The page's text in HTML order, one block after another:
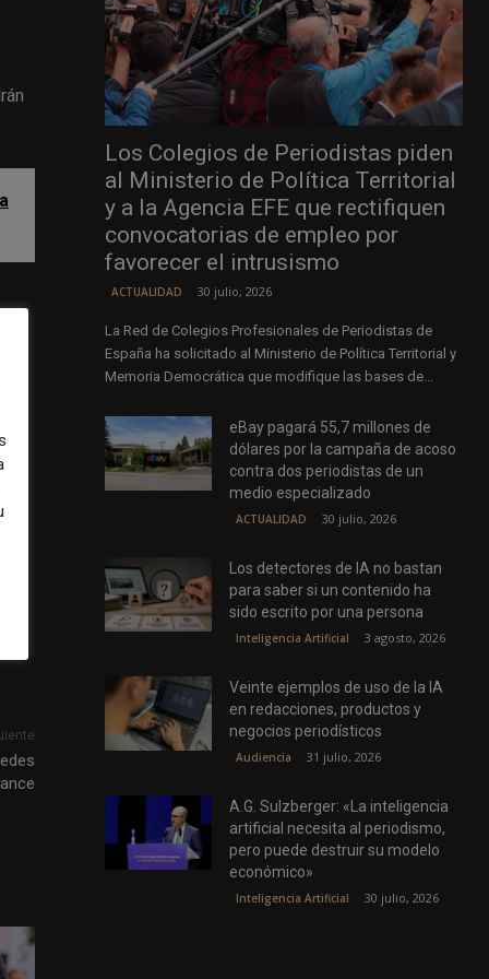
Los Colegios de Periodistas piden
al Ministerio de Política Territorial
y a la Agencia EFE que rectifiquen
convocatorias de empleo por
favorecer el intrusismo
ACTUALIDAD 30 julio, 2026
La Red de Colegios Profesionales de Periodistas de
España ha solicitado al Ministerio de Política Territorial y
Memoria Democrática que modifique las bases de...
eBay pagará 55,7 millones de
dólares por la campaña de acoso
contra dos periodistas de un
medio especializado
ACTUALIDAD 30 julio, 2026
Los detectores de IA no bastan
para saber si un contenido ha
sido escrito por una persona
Inteligencia Artificial 3 agosto, 2026
Veinte ejemplos de uso de la IA
en redacciones, productos y
negocios periodísticos
Audiencia 31 julio, 2026
A.G. Sulzberger: «La inteligencia
artificial necesita al periodismo,
pero puede destruir su modelo
económico»
Inteligencia Artificial 30 julio, 2026